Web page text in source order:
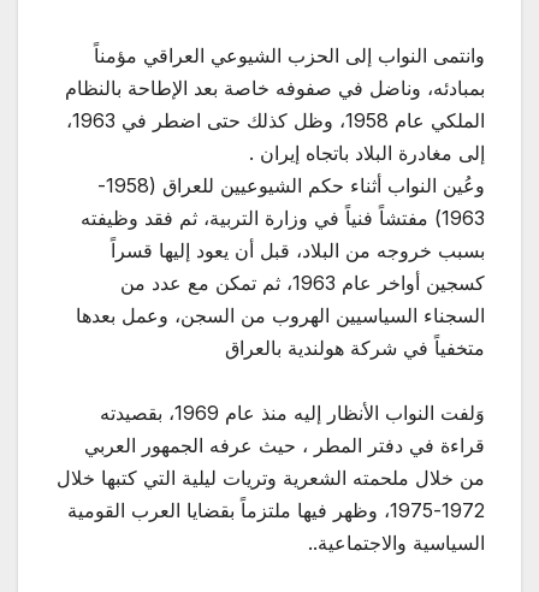
وانتمى النواب إلى الحزب الشيوعي العراقي مؤمناً
بمبادئه، وناضل في صفوفه خاصة بعد الإطاحة بالنظام
الملكي عام 1958، وظل كذلك حتى اضطر في 1963،
إلى مغادرة البلاد باتجاه إيران .
وعُين النواب أثناء حكم الشيوعيين للعراق (1958-
1963) مفتشاً فنياً في وزارة التربية، ثم فقد وظيفته
بسبب خروجه من البلاد، قبل أن يعود إليها قسراً
كسجين أواخر عام 1963، ثم تمكن مع عدد من
السجناء السياسيين الهروب من السجن، وعمل بعدها
متخفياً في شركة هولندية بالعراق
وَلفت النواب الأنظار إليه منذ عام 1969، بقصيدته
قراءة في دفتر المطر ، حيث عرفه الجمهور العربي
من خلال ملحمته الشعرية وتريات ليلية التي كتبها خلال
1972-1975، وظهر فيها ملتزماً بقضايا العرب القومية
السياسية والاجتماعية..